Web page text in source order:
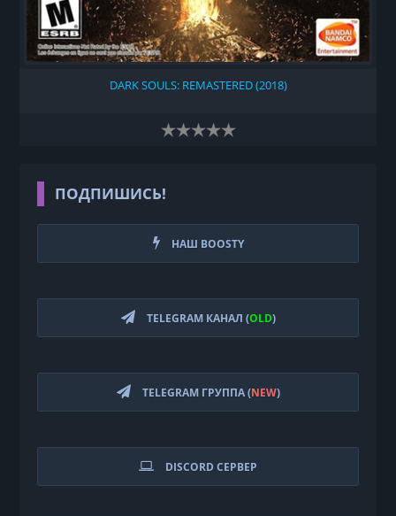
DARK SOULS: REMASTERED (2018)
ПОДПИШИСЬ!
НАШ BOOSTY
TELEGRAM КАНАЛ (OLD)
TELEGRAM ГРУППА (NEW)
DISCORD СЕРВЕР